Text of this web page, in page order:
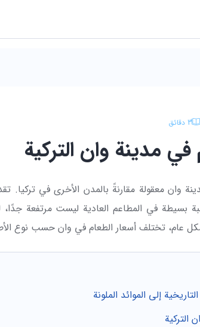
3 دقائق
في مدينة وان التركية
وان معقولة مقارنةً بالمدن الأخرى في تركيا.
بسيطة في المطاعم العادية ليست مرتفعة جدًا،
عام، تختلف أسعار الطعام في وان حسب نوع
إلى الموائد الملونة
التركية